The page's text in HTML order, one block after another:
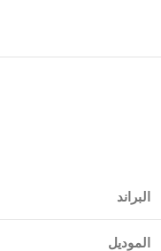
البراند
الموديل